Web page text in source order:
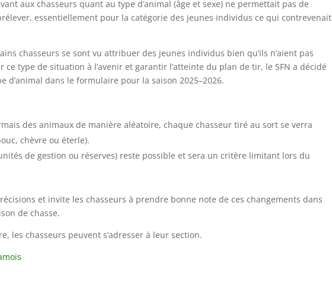
aux chasseurs quant au type d’animal (âge et sexe) ne permettait pas de
essentiellement pour la catégorie des jeunes individus ce qui contrevenait
chasseurs se sont vu attribuer des jeunes individus bien qu’ils n’aient pas
type de situation à l’avenir et garantir l’atteinte du plan de tir, le SFN a décidé
d’animal dans le formulaire pour la saison 2025–2026.
des animaux de manière aléatoire, chaque chasseur tiré au sort se verra
chèvre ou éterle).
de gestion ou réserves) reste possible et sera un critère limitant lors du
et invite les chasseurs à prendre bonne note de ces changements dans
de chasse.
les chasseurs peuvent s’adresser à leur section.